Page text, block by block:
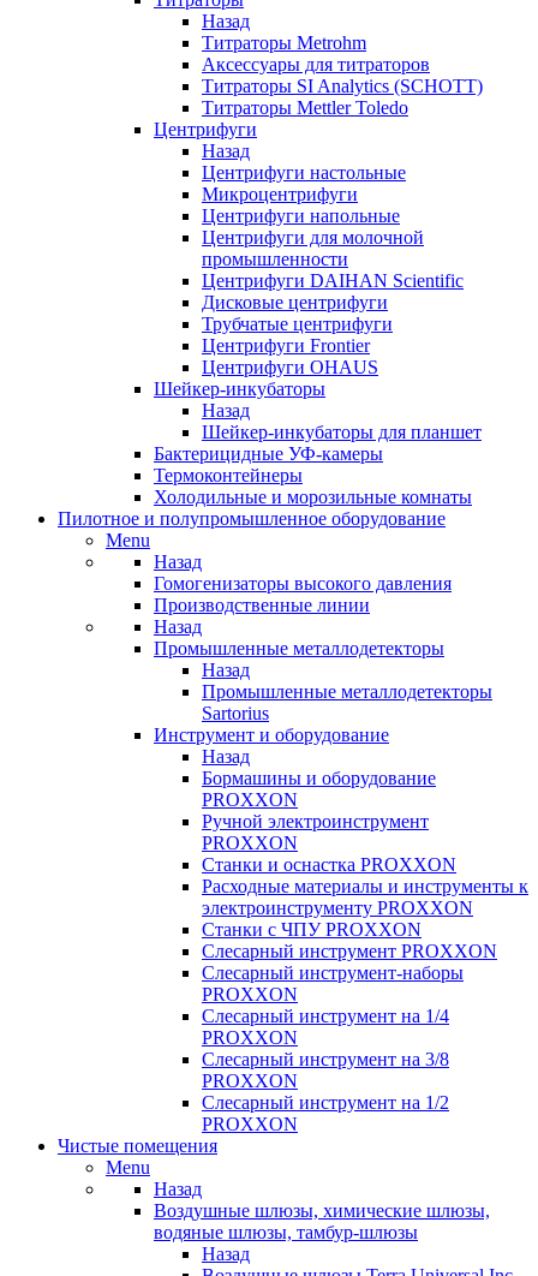
Назад
Титраторы Metrohm
Аксессуары для титраторов
Титраторы SI Analytics (SCHOTT)
Титраторы Mettler Toledo
Центрифуги
Назад
Центрифуги настольные
Микроцентрифуги
Центрифуги напольные
Центрифуги для молочной
промышленности
Центрифуги DAIHAN Scientific
Дисковые центрифуги
Трубчатые центрифуги
Центрифуги Frontier
Центрифуги OHAUS
Шейкер-инкубаторы
Назад
Шейкер-инкубаторы для планшет
Бактерицидные УФ-камеры
Термоконтейнеры
Холодильные и морозильные комнаты
Пилотное и полупромышленное оборудование
Menu
Назад
Гомогенизаторы высокого давления
Производственные линии
Назад
Промышленные металлодетекторы
Назад
Промышленные металлодетекторы
Sartorius
Инструмент и оборудование
Назад
Бормашины и оборудование
PROXXON
Ручной электроинструмент
PROXXON
Cтанки и оснастка PROXXON
Расходные материалы и инструменты к
электроинструменту PROXXON
Станки с ЧПУ PROXXON
Слесарный инструмент PROXXON
Слесарный инструмент-наборы
PROXXON
Слесарный инструмент на 1/4
PROXXON
Слесарный инструмент на 3/8
PROXXON
Слесарный инструмент на 1/2
PROXXON
Чистые помещения
Menu
Назад
Воздушные шлюзы, химические шлюзы,
водяные шлюзы, тамбур-шлюзы
Назад